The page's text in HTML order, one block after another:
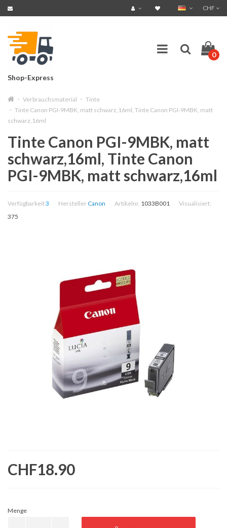
CHF
Shop-Express
0
Verbrauchsmaterial
Tinte
Tinte Canon PGI-9MBK, matt schwarz,16ml, Tinte Canon PGI-9MBK, matt
schwarz,16ml
Tinte Canon PGI-9MBK, matt
schwarz,16ml, Tinte Canon
PGI-9MBK, matt schwarz,16ml
Verfügbarkeit3 Hersteller Canon Artikelnr. 1033B001
Visualisiert:
375
CHF18.90
Menge